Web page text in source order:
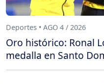
Deportes • AGO 4 / 2026
Oro histórico: Ronal
medalla en Santo